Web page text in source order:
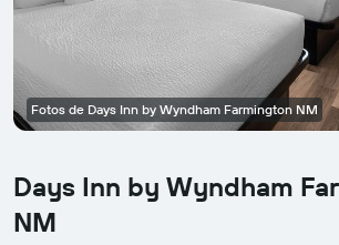
Days Inn by Wyndham
NM
Fotos de Days Inn by Wyndham Farmington NM